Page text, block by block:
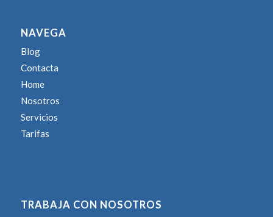
NAVEGA
Blog
Contacta
Home
Nosotros
Servicios
Tarifas
TRABAJA CON NOSOTROS